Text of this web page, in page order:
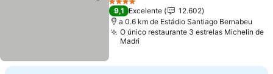
4 Estrelas
9,1 Excelente
12.602
a 0.6 km de Estádio Santiago Bernabeu
O único restaurante 3 estrelas Michelin de
Madri